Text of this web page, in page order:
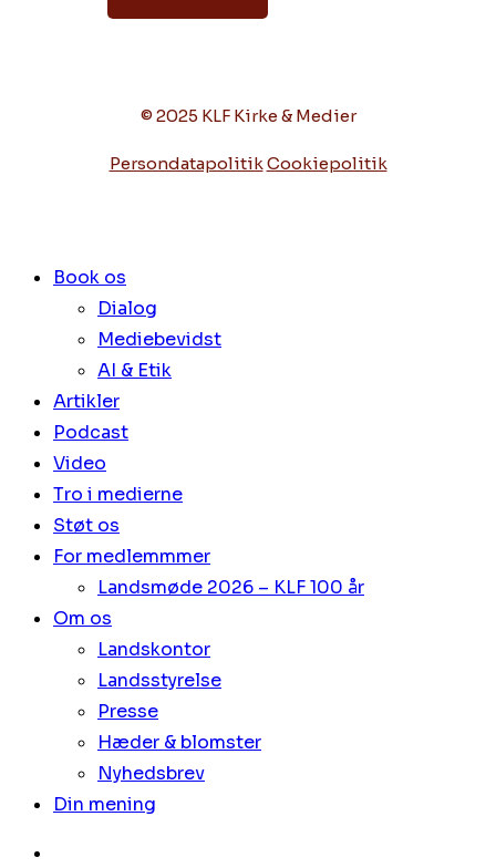
© 2025 KLF Kirke & Medier
Persondatapolitik Cookiepolitik
Book os
Dialog
Mediebevidst
AI & Etik
Artikler
Podcast
Video
Tro i medierne
Støt os
For medlemmmer
Landsmøde 2026 – KLF 100 år
Om os
Landskontor
Landsstyrelse
Presse
Hæder & blomster
Nyhedsbrev
Din mening